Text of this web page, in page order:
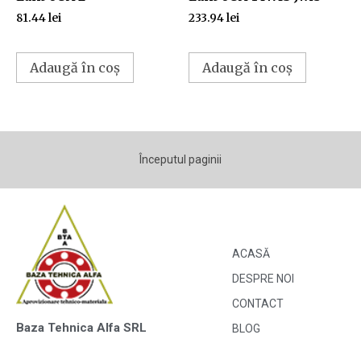
81.44lei
Adaugă în coș
233.94lei
Adaugă în coș
Începutul paginii
Baza Tehnica Alfa SRL
ACASĂ
DESPRE NOI
CONTACT
BLOG